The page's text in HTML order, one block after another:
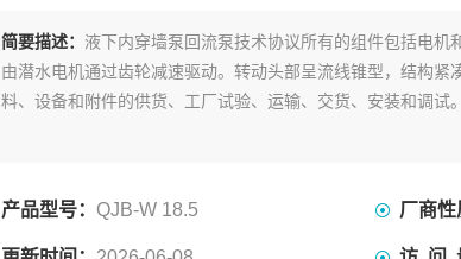
简要描述： 液下内穿墙泵回流泵技术协议所有的组件包括电机
由潜水电机通过齿轮减速驱动。转动头部呈流线锥型，结构紧
料、设备和附件的供货、工厂试验、运输、交货、安装和调试。
产品型号： QJB-W 18.5 厂商性